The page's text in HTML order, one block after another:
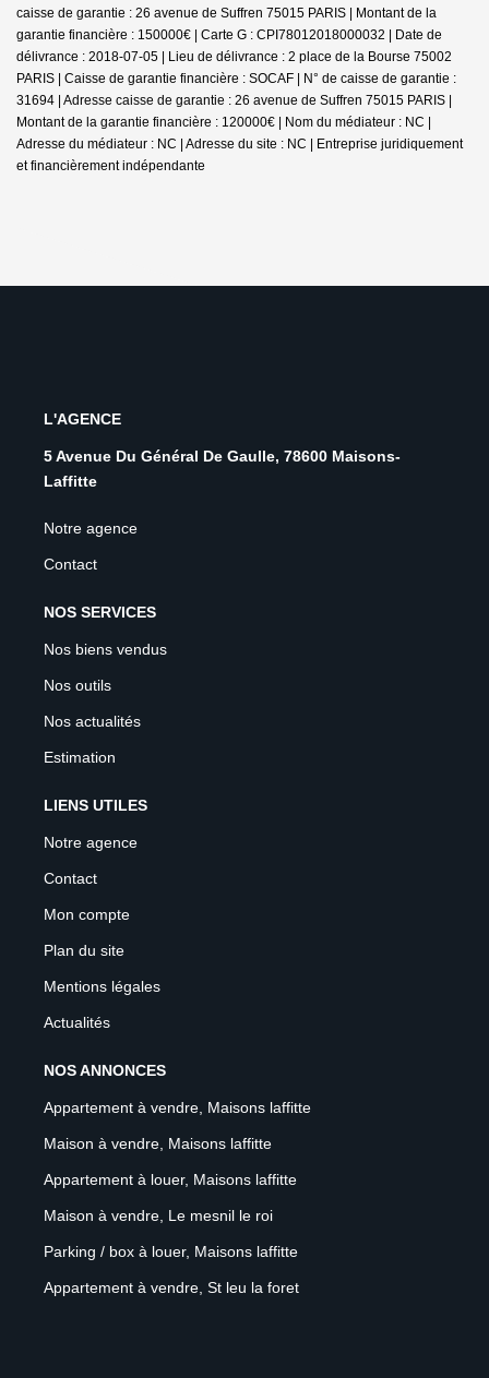
caisse de garantie : 26 avenue de Suffren 75015 PARIS | Montant de la
garantie financière : 150000€ | Carte G : CPI78012018000032 | Date de
délivrance : 2018-07-05 | Lieu de délivrance : 2 place de la Bourse 75002
PARIS | Caisse de garantie financière : SOCAF | N° de caisse de garantie :
31694 | Adresse caisse de garantie : 26 avenue de Suffren 75015 PARIS |
Montant de la garantie financière : 120000€ | Nom du médiateur : NC |
Adresse du médiateur : NC | Adresse du site : NC | Entreprise juridiquement
et financièrement indépendante
L'AGENCE
5 Avenue Du Général De Gaulle, 78600 Maisons-
Laffitte
Notre agence
Contact
NOS SERVICES
Nos biens vendus
Nos outils
Nos actualités
Estimation
LIENS UTILES
Notre agence
Contact
Mon compte
Plan du site
Mentions légales
Actualités
NOS ANNONCES
Appartement à vendre, Maisons laffitte
Maison à vendre, Maisons laffitte
Appartement à louer, Maisons laffitte
Maison à vendre, Le mesnil le roi
Parking / box à louer, Maisons laffitte
Appartement à vendre, St leu la foret